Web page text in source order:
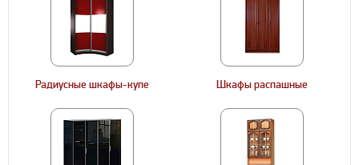
Радиусные шкафы-купе Шкафы распашные